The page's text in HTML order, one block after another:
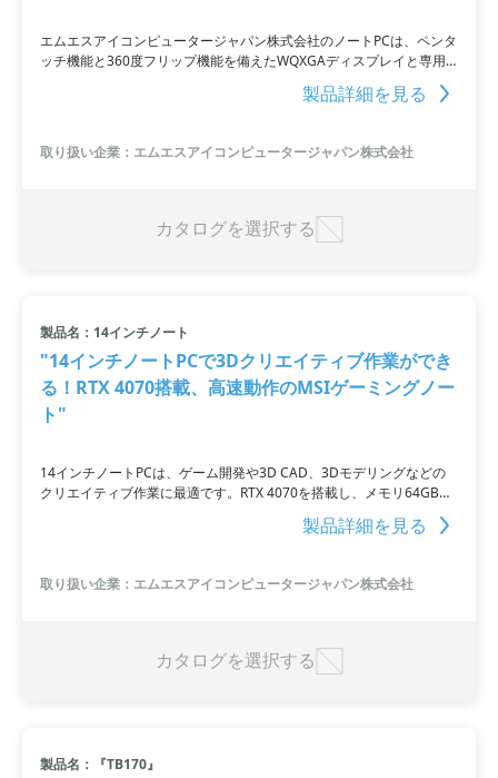
エムエスアイコンピュータージャパン株式会社のノートPCは、ペンタ
ッチ機能と360度フリップ機能を備えたWQXGAディスプレイと専用
グラフィックス機能を搭載しています。これにより、ノートPCでもデ
スクトップPC並みの3Dグラフィックスデザインや3Dアニメーション
高速動作、32GBのメモリ、2TBの高速SSDも搭載されており、クリエ
イティブソフトの作業もスムーズに行えます。デスクトップPCで行っ
製品詳細を見る
取り扱い企業：エムエスアイコンピュータージャパン株式会社
カタログを選択する
製品名：14インチノート
"14インチノートPCで3Dクリエイティブ作業ができ
る！RTX 4070搭載、高速動作のMSIゲーミングノー
ト"
14インチノートPCは、ゲーム開発や3D CAD、3Dモデリングなどの
クリエイティブ作業に最適です。RTX 4070を搭載し、メモリ64GB標
準搭載で高速かつサクサクとした動作を実現します。さらに、デスク
トップPC並みの高速動作が可能なCore i7-13700Hと2TBの高速タイ
です。ノートPCでもデスクトップPC並みの性能を求めるクリエイタ
ーにおすすめの製品です。
製品詳細を見る
取り扱い企業：エムエスアイコンピュータージャパン株式会社
カタログを選択する
製品名：『TB170』